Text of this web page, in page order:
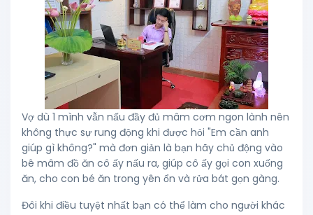
Vợ dù 1 mình vẫn nấu đầy đủ mâm cơm ngon lành nên
không thực sự rung động khi được hỏi "Em cần anh
giúp gì không?" mà đơn giản là bạn hãy chủ động vào
bê mâm đồ ăn cô ấy nấu ra, giúp cô ấy gọi con xuống
ăn, cho con bé ăn trong yên ổn và rửa bát gọn gàng.
Đôi khi điều tuyệt nhất bạn có thể làm cho người khác